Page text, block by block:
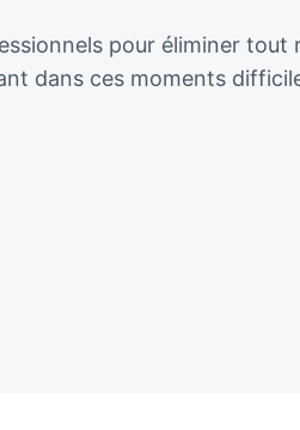
pour éliminer
dans ces moments